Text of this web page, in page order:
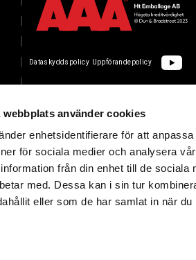
webbplats använder cookies
enhetsidentifierare för att
för sociala medier och analysera
från din enhet till de
med. Dessa kan i sin tur
eller som de har samlat in när
Dataskyddspolicy Uppförandepolicy